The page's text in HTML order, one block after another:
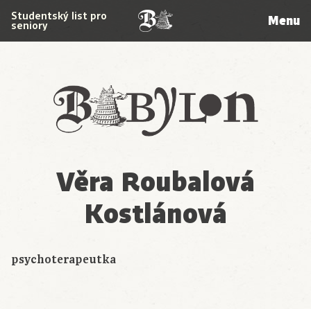
Babylon
Studentský list pro
seniory Menu
Věra Roubalová
Kostlánová
psychoterapeutka